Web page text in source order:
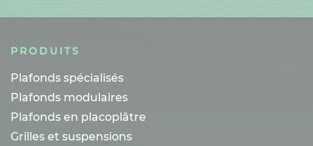
PRODUITS
Plafonds spécialisés
Plafonds modulaires
Plafonds en placoplâtre
Grilles et suspensions